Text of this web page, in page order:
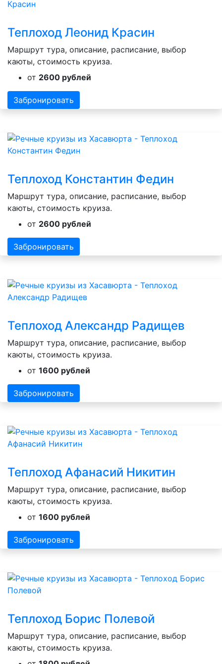
Теплоход Леонид Красин
Маршрут тура, описание, расписание, выбор
каюты, стоимость круиза.
от 2600 рублей
Забронировать
Теплоход Константин Федин
Маршрут тура, описание, расписание, выбор
каюты, стоимость круиза.
от 2600 рублей
Забронировать
Теплоход Александр Радищев
Маршрут тура, описание, расписание, выбор
каюты, стоимость круиза.
от 1600 рублей
Забронировать
Теплоход Афанасий Никитин
Маршрут тура, описание, расписание, выбор
каюты, стоимость круиза.
от 1600 рублей
Забронировать
Теплоход Борис Полевой
Маршрут тура, описание, расписание, выбор
каюты, стоимость круиза.